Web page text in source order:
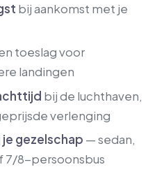
bij aankomst met je
toeslag voor
landingen
bij de luchthaven,
verlenging
gezelschap — sedan,
7/8-persoonsbus